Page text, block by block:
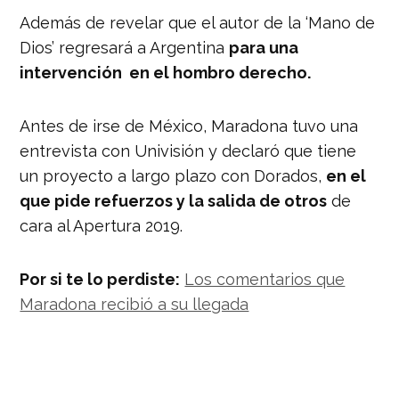
Además de revelar que el autor de la ‘Mano de
Dios’ regresará a Argentina para una
intervención en el hombro derecho.
Antes de irse de México, Maradona tuvo una
entrevista con Univisión y declaró que tiene
un proyecto a largo plazo con Dorados, en el
que pide refuerzos y la salida de otros de
cara al Apertura 2019.
Por si te lo perdiste: Los comentarios que
Maradona recibió a su llegada